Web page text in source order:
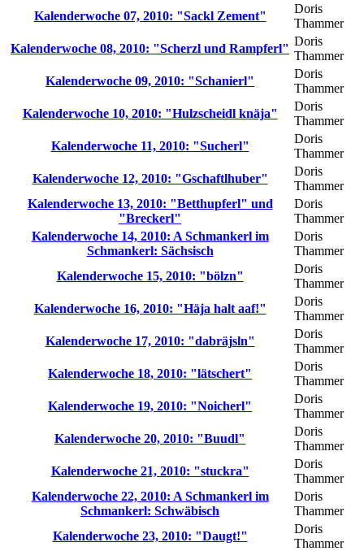
Kalenderwoche 07, 2010: "Sackl Zement"
Doris
Thammer
Kalenderwoche 08, 2010: "Scherzl und Rampferl"
Doris
Thammer
Kalenderwoche 09, 2010: "Schanierl"
Doris
Thammer
Kalenderwoche 10, 2010: "Hulzscheidl knäja"
Doris
Thammer
Kalenderwoche 11, 2010: "Sucherl"
Doris
Thammer
Kalenderwoche 12, 2010: "Gschaftlhuber"
Doris
Thammer
Kalenderwoche 13, 2010: "Betthupferl" und
"Breckerl"
Doris
Thammer
Kalenderwoche 14, 2010: A Schmankerl im
Schmankerl: Sächsisch
Doris
Thammer
Kalenderwoche 15, 2010: "bölzn"
Doris
Thammer
Kalenderwoche 16, 2010: "Häja halt aaf!"
Doris
Thammer
Kalenderwoche 17, 2010: "dabräjsln"
Doris
Thammer
Kalenderwoche 18, 2010: "lätschert"
Doris
Thammer
Kalenderwoche 19, 2010: "Noicherl"
Doris
Thammer
Kalenderwoche 20, 2010: "Buudl"
Doris
Thammer
Kalenderwoche 21, 2010: "stuckra"
Doris
Thammer
Kalenderwoche 22, 2010: A Schmankerl im
Schmankerl: Schwäbisch
Doris
Thammer
Kalenderwoche 23, 2010: "Daugt!"
Doris
Thammer